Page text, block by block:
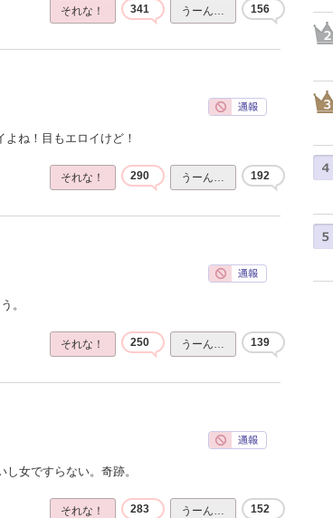
それな！ 341 うーん… 156
ね！目もエロイけど！
それな！ 290 うーん… 192
。
それな！ 250 うーん… 139
女ですらない。奇跡。
それな！ 283 うーん… 152